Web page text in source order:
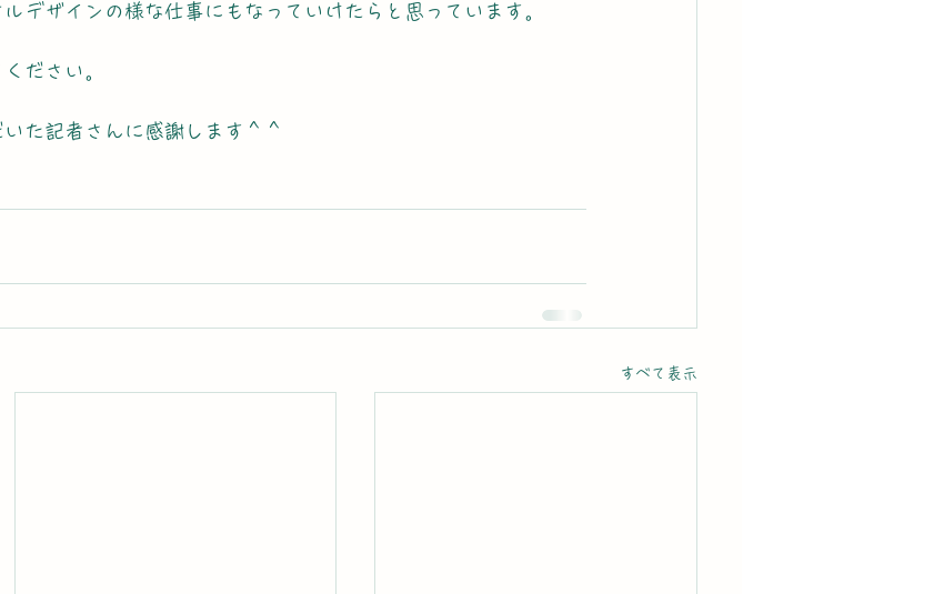
デザインの様な仕事にもなっていけたらと思っています。
ださい。
た記者さんに感謝します＾＾
すべて表示